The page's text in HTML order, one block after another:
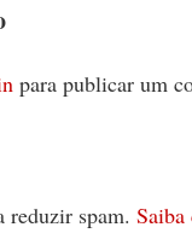
para publicar um
spam. Saiba